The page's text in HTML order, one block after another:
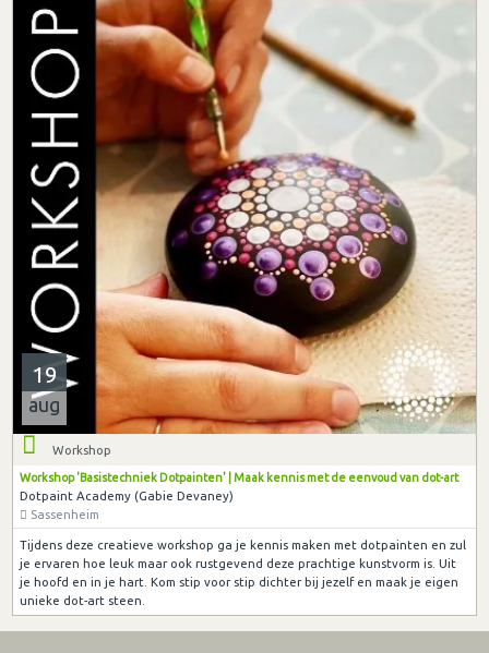
19
aug
Workshop
Workshop 'Basistechniek Dotpainten' | Maak kennis met de eenvoud van dot-art
Dotpaint Academy (Gabie Devaney)
Sassenheim
Tijdens deze creatieve workshop ga je kennis maken met dotpainten en zul
je ervaren hoe leuk maar ook rustgevend deze prachtige kunstvorm is. Uit
je hoofd en in je hart. Kom stip voor stip dichter bij jezelf en maak je eigen
unieke dot-art steen.